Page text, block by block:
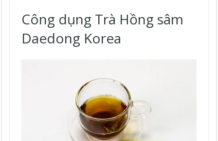
Công dụng Trà Hồng sâm
Daedong Korea